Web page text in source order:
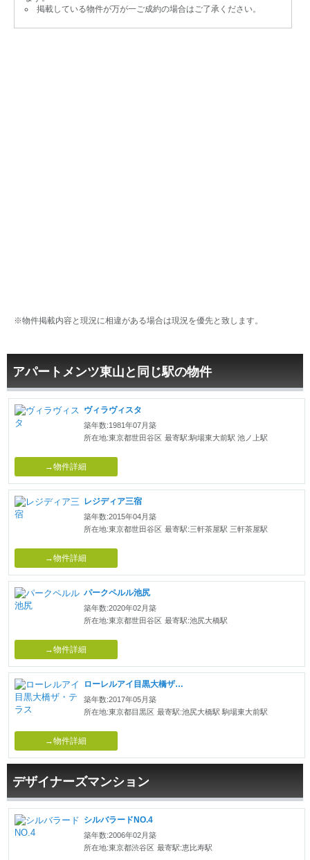
掲載している物件が万が一ご成約の場合はご了承ください。
※物件掲載内容と現況に相違がある場合は現況を優先と致します。
アパートメンツ東山と同じ駅の物件
ヴィラヴィスタ
築年数:1981年07月築
所在地:東京都世田谷区 最寄駅:駒場東大前駅 池ノ上駅
→物件詳細
レジディア三宿
築年数:2015年04月築
所在地:東京都世田谷区 最寄駅:三軒茶屋駅 三軒茶屋駅
→物件詳細
パークペルル池尻
築年数:2020年02月築
所在地:東京都世田谷区 最寄駅:池尻大橋駅
→物件詳細
ローレルアイ目黒大橋ザ・テラス
築年数:2017年05月築
所在地:東京都目黒区 最寄駅:池尻大橋駅 駒場東大前駅
→物件詳細
デザイナーズマンション
シルバラードNO.4
築年数:2006年02月築
所在地:東京都渋谷区 最寄駅:恵比寿駅